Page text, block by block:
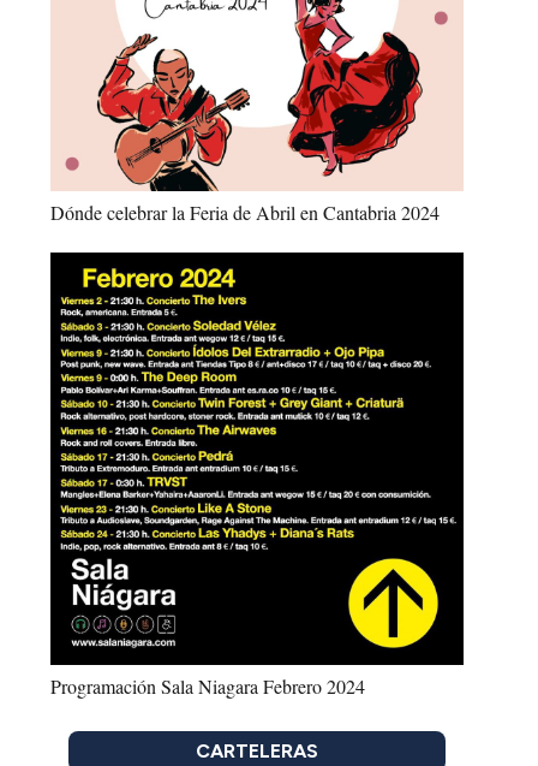
Dónde celebrar la Feria de Abril en Cantabria 2024
Programación Sala Niagara Febrero 2024
CARTELERAS